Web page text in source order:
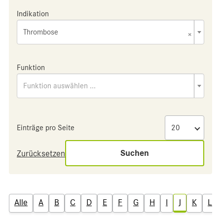
Indikation
×
Thrombose
Funktion
Funktion auswählen ...
Einträge pro Seite
Zurücksetzen Suchen
Alle A B C D E F G H I J K L